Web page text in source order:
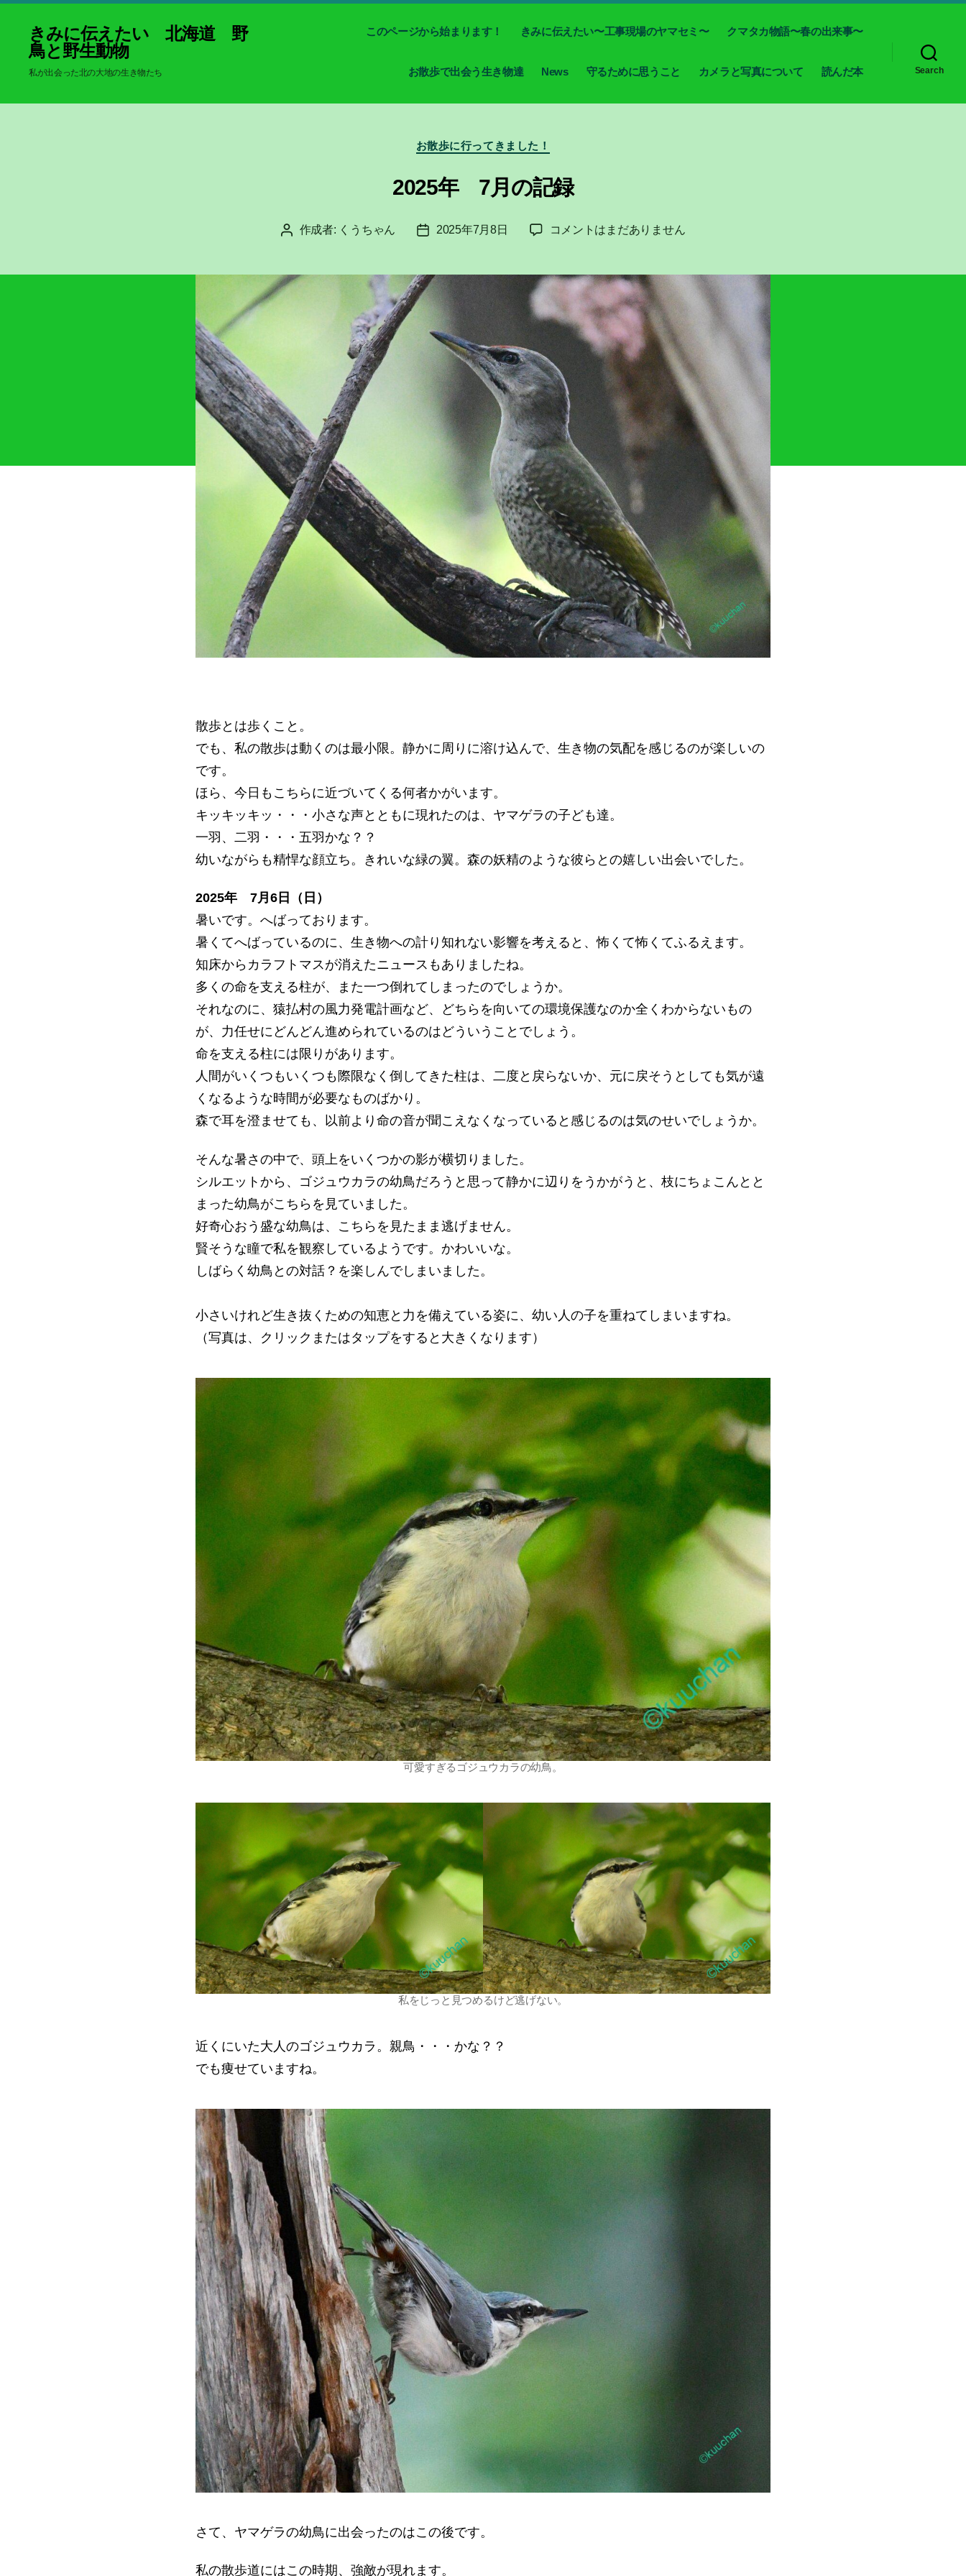
きみに伝えたい 北海道 野
鳥と野生動物
私が出会った北の大地の生き物たち
このページから始まります！ きみに伝えたい〜工事現場のヤマセミ〜 クマタカ物語〜春の出来事〜
お散歩で出会う生き物達 News 守るために思うこと カメラと写真について 読んだ本 Search
テ
リ
ー
お散歩に行ってきました！
2025年 7月の記録
投 作成者: くうちゃん
投
2025年7月8日
2025
月
記
の
コメントはまだありません
散歩とは歩くこと。
でも、私の散歩は動くのは最小限。静かに周りに溶け込んで、生き物の気配を感じるのが楽しいの
です。
ほら、今日もこちらに近づいてくる何者かがいます。
キッキッキッ・・・小さな声とともに現れたのは、ヤマゲラの子ども達。
一羽、二羽・・・五羽かな？？
幼いながらも精悍な顔立ち。きれいな緑の翼。森の妖精のような彼らとの嬉しい出会いでした。
2025年 7月6日（日）
暑いです。へばっております。
暑くてへばっているのに、生き物への計り知れない影響を考えると、怖くて怖くてふるえます。
知床からカラフトマスが消えたニュースもありましたね。
多くの命を支える柱が、また一つ倒れてしまったのでしょうか。
それなのに、猿払村の風力発電計画など、どちらを向いての環境保護なのか全くわからないもの
が、力任せにどんどん進められているのはどういうことでしょう。
命を支える柱には限りがあります。
人間がいくつもいくつも際限なく倒してきた柱は、二度と戻らないか、元に戻そうとしても気が遠
くなるような時間が必要なものばかり。
森で耳を澄ませても、以前より命の音が聞こえなくなっていると感じるのは気のせいでしょうか。
そんな暑さの中で、頭上をいくつかの影が横切りました。
シルエットから、ゴジュウカラの幼鳥だろうと思って静かに辺りをうかがうと、枝にちょこんとと
まった幼鳥がこちらを見ていました。
好奇心おう盛な幼鳥は、こちらを見たまま逃げません。
賢そうな瞳で私を観察しているようです。かわいいな。
しばらく幼鳥との対話？を楽しんでしまいました。
小さいけれど生き抜くための知恵と力を備えている姿に、幼い人の子を重ねてしまいますね。
（写真は、クリックまたはタップをすると大きくなります）
可愛すぎるゴジュウカラの幼鳥。
私をじっと見つめるけど逃げない。
近くにいた大人のゴジュウカラ。親鳥・・・かな？？
でも痩せていますね。
さて、ヤマゲラの幼鳥に出会ったのはこの後です。
私の散歩道にはこの時期、強敵が現れます。